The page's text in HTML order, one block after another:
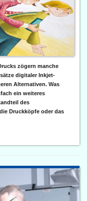
zögern manche
digitaler Inkjet-
Alternativen. Was
ein weiteres
des
Druckköpfe oder das